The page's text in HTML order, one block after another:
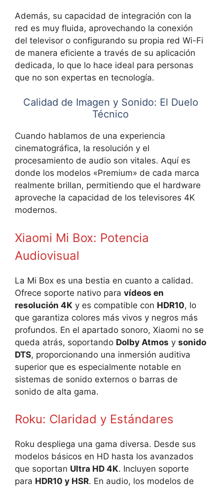
Además, su capacidad de integración con la
red es muy fluida, aprovechando la conexión
del televisor o configurando su propia red Wi-Fi
de manera eficiente a través de su aplicación
dedicada, lo que lo hace ideal para personas
que no son expertas en tecnología.
Calidad de Imagen y Sonido: El Duelo
Técnico
Cuando hablamos de una experiencia
cinematográfica, la resolución y el
procesamiento de audio son vitales. Aquí es
donde los modelos «Premium» de cada marca
realmente brillan, permitiendo que el hardware
aproveche la capacidad de los televisores 4K
modernos.
Xiaomi Mi Box: Potencia
Audiovisual
La Mi Box es una bestia en cuanto a calidad.
Ofrece soporte nativo para vídeos en
resolución 4K y es compatible con HDR10, lo
que garantiza colores más vivos y negros más
profundos. En el apartado sonoro, Xiaomi no se
queda atrás, soportando Dolby Atmos y sonido
DTS, proporcionando una inmersión auditiva
superior que es especialmente notable en
sistemas de sonido externos o barras de
sonido de alta gama.
Roku: Claridad y Estándares
Roku despliega una gama diversa. Desde sus
modelos básicos en HD hasta los avanzados
que soportan Ultra HD 4K. Incluyen soporte
para HDR10 y HSR. En audio, los modelos de